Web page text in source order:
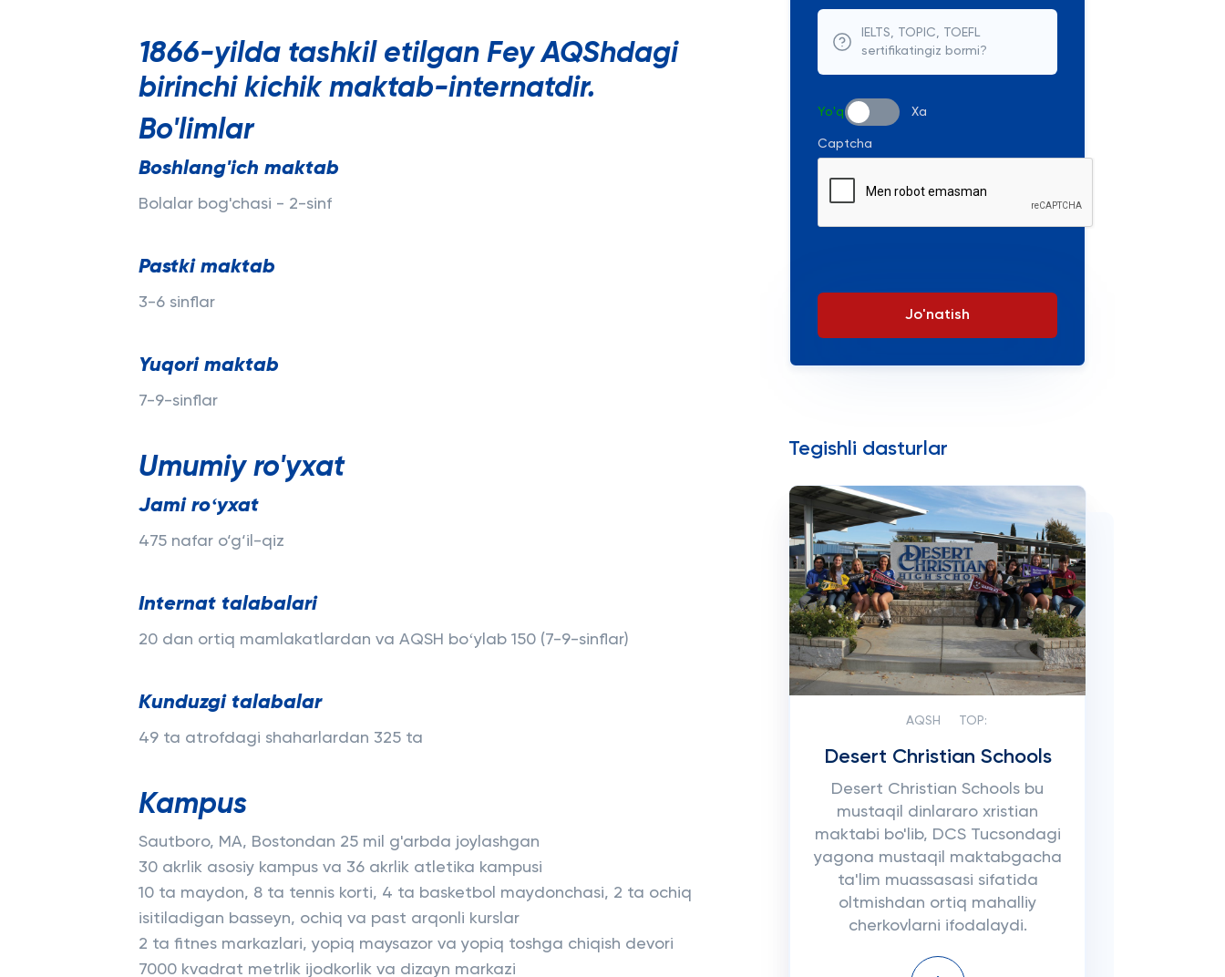
1866-yilda tashkil etilgan Fey AQShdagi
birinchi kichik maktab-internatdir.
Bo'limlar
Boshlang'ich maktab
Bolalar bog'chasi - 2-sinf
Pastki maktab
3-6 sinflar
Yuqori maktab
7-9-sinflar
Umumiy ro'yxat
Jami roʻyxat
475 nafar o‘g‘il-qiz
Internat talabalari
20 dan ortiq mamlakatlardan va AQSH boʻylab 150 (7-9-sinflar)
Kunduzgi talabalar
49 ta atrofdagi shaharlardan 325 ta
Kampus
Sautboro, MA, Bostondan 25 mil g'arbda joylashgan
30 akrlik asosiy kampus va 36 akrlik atletika kampusi
10 ta maydon, 8 ta tennis korti, 4 ta basketbol maydonchasi, 2 ta ochiq
isitiladigan basseyn, ochiq va past arqonli kurslar
2 ta fitnes markazlari, yopiq maysazor va yopiq toshga chiqish devori
7000 kvadrat metrlik ijodkorlik va dizayn markazi
IELTS, TOPIC, TOEFL
sertifikatingiz bormi?
Yo'q Xa
Captcha
Jo'natish
Tegishli dasturlar
AQSH TOP:
Desert Christian Schools
Desert Christian Schools bu
mustaqil dinlararo xristian
maktabi bo'lib, DCS Tucsondagi
yagona mustaqil maktabgacha
ta'lim muassasasi sifatida
oltmishdan ortiq mahalliy
cherkovlarni ifodalaydi.